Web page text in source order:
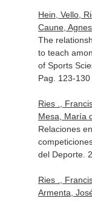
Hein, Vello,
Caune,
The
to teach
of Sports
Pag. 123-130
Ries .,
Mesa, María
Relaciones
del Deporte.
Ries .,
Armenta,